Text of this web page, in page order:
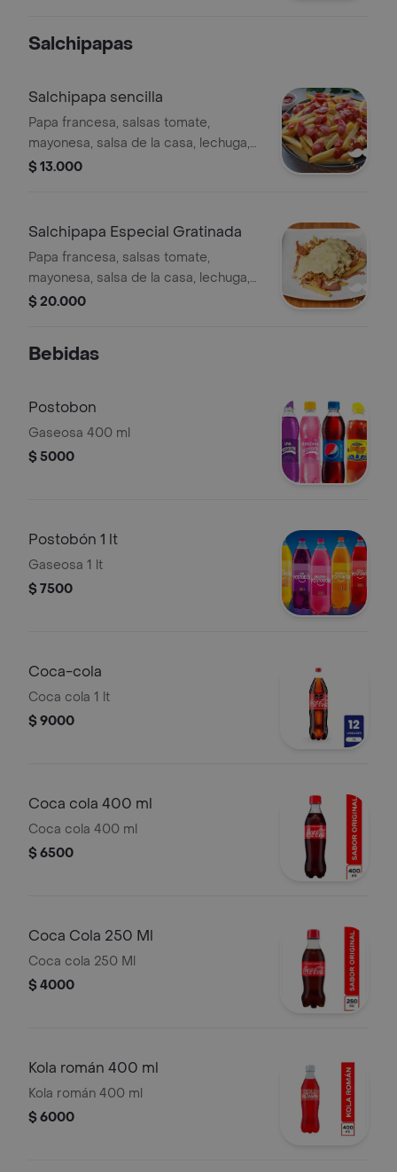
Salchipapas
Salchipapa sencilla
Papa francesa, salsas tomate,
mayonesa, salsa de la casa, lechuga,
manguera cunit, queso costeño, ripio
$ 13.000
Salchipapa Especial Gratinada
Papa francesa, salsas tomate,
mayonesa, salsa de la casa, lechuga,
manguera cunit, queso costeño, ripio,
$ 20.000
Bebidas
Postobon
Gaseosa 400 ml
$ 5000
Postobón 1 lt
Gaseosa 1 lt
$ 7500
Coca-cola
Coca cola 1 lt
$ 9000
Coca cola 400 ml
Coca cola 400 ml
$ 6500
Coca Cola 250 Ml
Coca cola 250 Ml
$ 4000
Kola román 400 ml
Kola román 400 ml
$ 6000